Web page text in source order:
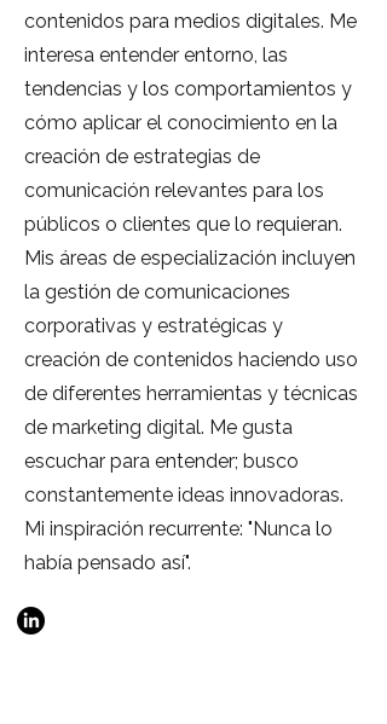
contenidos para medios digitales. Me
interesa entender entorno, las
tendencias y los comportamientos y
cómo aplicar el conocimiento en la
creación de estrategias de
comunicación relevantes para los
públicos o clientes que lo requieran.
Mis áreas de especialización incluyen
la gestión de comunicaciones
corporativas y estratégicas y
creación de contenidos haciendo uso
de diferentes herramientas y técnicas
de marketing digital. Me gusta
escuchar para entender; busco
constantemente ideas innovadoras.
Mi inspiración recurrente: "Nunca lo
había pensado así".